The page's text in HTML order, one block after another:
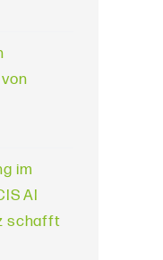
im
AI
schafft